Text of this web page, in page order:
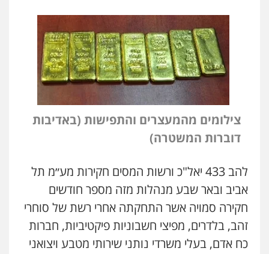
צילומים מהמעצרים והתפישות (באדיבות
דוברות המשטרה)
להב 433 יאל"כ ורשות המסים חקירות מע״מ תל
אביב ובאר שבע מנהלות מזה מספר חודשים
חקירה סמויה אשר התחקתה אחרי רשת של סוחרי
זהב, בלדרים, מפיצי חשבוניות פיקטיביות, חברות
כח אדם, בעלי משרדי נותני שירותי מטבע ויצואני